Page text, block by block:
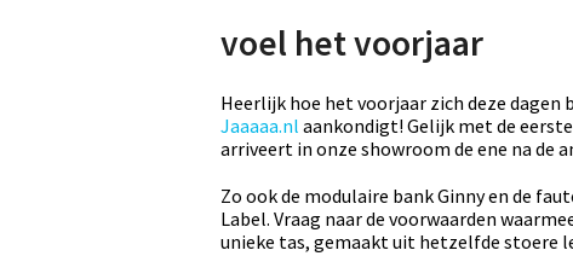
voel het voorjaar
Heerlijk hoe het voorjaar zich deze dagen
Jaaaaa.nl aankondigt! Gelijk met de
arriveert in onze showroom de ene na de
Zo ook de modulaire bank Ginny en de
Label. Vraag naar de voorwaarden
unieke tas, gemaakt uit hetzelfde stoere